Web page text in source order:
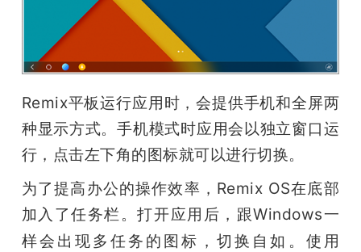
Remix平板运行应用时，会提供手机和全屏两
种显示方式。手机模式时应用会以独立窗口运
行，点击左下角的图标就可以进行切换。
为了提高办公的操作效率，Remix OS在底部
加入了任务栏。打开应用后，跟Windows一
样会出现多任务的图标，切换自如。 使用